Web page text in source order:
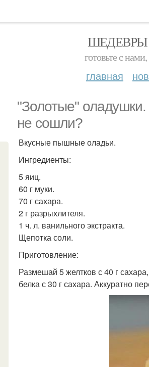
ШЕДЕВРЫ
готовьте с
главная
"Золотые" оладушки.
не сошли?
Вкусные пышные оладьи.
Ингредиенты:
5 яиц.
60 г муки.
70 г сахара.
2 г разрыхлителя.
1 ч. л. ванильного экстракта.
Щепотка соли.
Приготовление:
Размешай 5 желтков с 40 г
белка с 30 г сахара. Аккуратно